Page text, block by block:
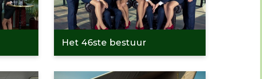
Het 46ste bestuur